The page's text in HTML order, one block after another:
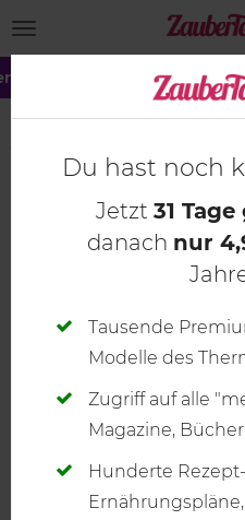
TOGGLE
große Summer Sale! Dein
Du hast noch
Jetzt 31
danach nur
Tausende
Modelle des
Zugriff auf alle
Magazine,
Hunderte